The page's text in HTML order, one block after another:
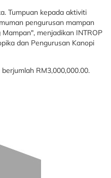
Tumpuan kepada aktiviti
pengurusan mampan
menjadikan INTROP
dan Pengurusan Kanopi
RM3,000,000.00.